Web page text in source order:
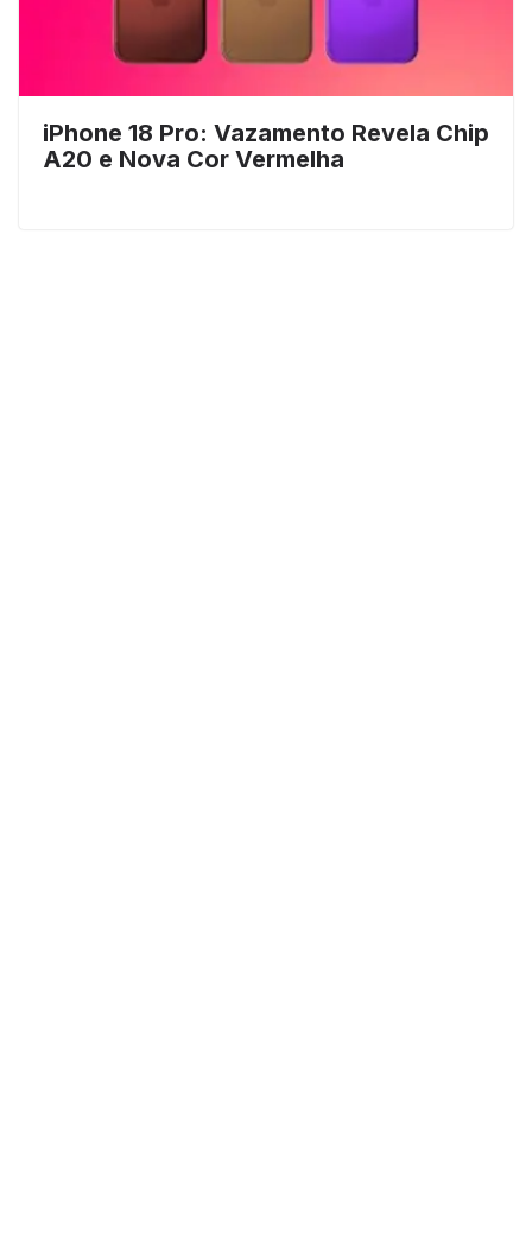
iPhone 18 Pro: Vazamento Revela Chip
A20 e Nova Cor Vermelha